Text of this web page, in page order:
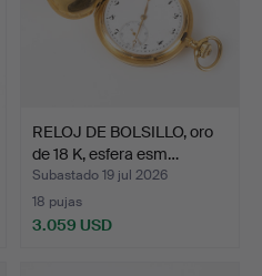
RELOJ DE BOLSILLO, oro
de 18 K, esfera esm…
Subastado 19 jul 2026
18 pujas
3.059 USD